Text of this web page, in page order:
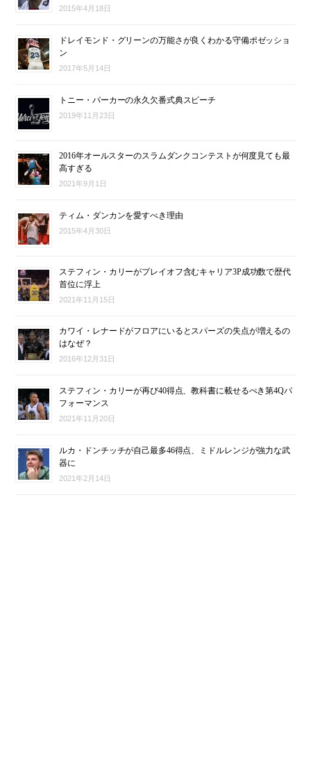
2015年4月18日
ドレイモンド・グリーンの万能さが良くわかる守備ポゼッショ
ン
2017年5月14日
トニー・パーカーの永久欠番式典スピーチ
2019年11月23日
2016年オールスターのスラムダンクコンテストが何度見ても最
高すぎる
2021年9月1日
ティム・ダンカンを愛すべき理由
2015年4月30日
ステフィン・カリーがプレイオフ含むキャリア3P成功数で歴代
首位に浮上
2021年11月15日
カワイ・レナードがフロアにいるとスパーズの失点が増えるの
はなぜ？
2016年12月31日
ステフィン・カリーが再び40得点、教科書に載せるべき第4Qパ
フォーマンス
2021年11月20日
ルカ・ドンチッチが自己最多46得点、ミドルレンジが強力な武
器に
2021年2月14日